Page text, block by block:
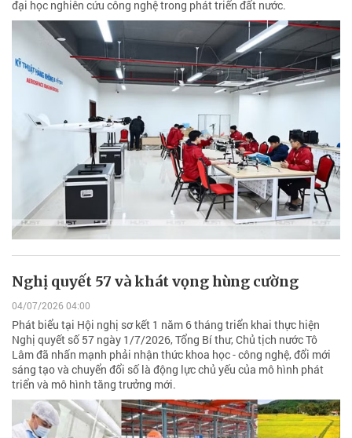
đại học nghiên cứu công nghệ trong phát triển đất nước.
Nghị quyết 57 và khát vọng hùng cường
04/07/2026 04:00
Phát biểu tại Hội nghị sơ kết 1 năm 6 tháng triển khai thực hiện
Nghị quyết số 57 ngày 1/7/2026, Tổng Bí thư, Chủ tịch nước Tô
Lâm đã nhấn mạnh phải nhận thức khoa học - công nghệ, đổi mới
sáng tạo và chuyển đổi số là động lực chủ yếu của mô hình phát
triển và mô hình tăng trưởng mới.